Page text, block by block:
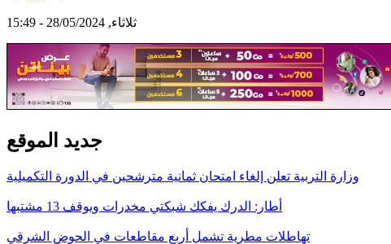
ثلاثاء, 28/05/2024 - 15:49
جديد الموقع
وزارة التربية تعلن إلغاء امتحان ثمانية مترشحين في الدورة التكميلية
أطار: الدرك يفكك شبكتي مخدرات ويوقف 13 مشتبها
تهاطلات مطرية تشمل أربع مقاطعات في الحوض الشرقي